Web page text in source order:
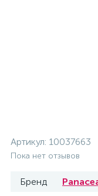
Артикул: 10037663
Пока нет отзывов
Бренд